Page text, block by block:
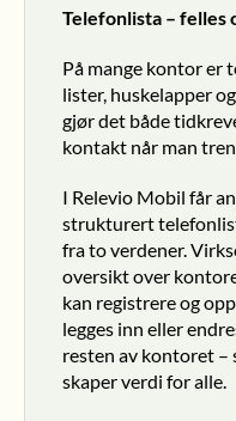
Telefonlista – felles
På mange kontor er
lister, huskelapper
gjør det både
kontakt når man
I Relevio Mobil får
strukturert
fra to verdener.
oversikt over
kan registrere og
legges inn eller
resten av kontoret –
skaper verdi for alle.